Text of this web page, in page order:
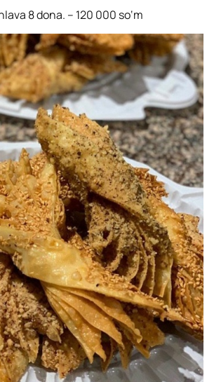
8 dona. – 120 000 so‘m